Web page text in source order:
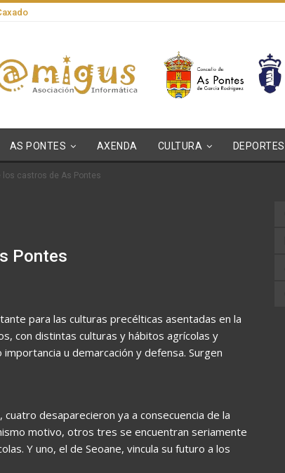
AS PONTES AXENDA CULTURA DEPORTES
los castros de As Pontes
Pontes
para las culturas precélticas asentadas en la
con distintas culturas y hábitos agrícolas y
u demarcación y defensa. Surgen
desaparecieron ya a consecuencia de la
motivo, otros tres se encuentran seriamente
Y uno, el de Seoane, vincula su futuro a los